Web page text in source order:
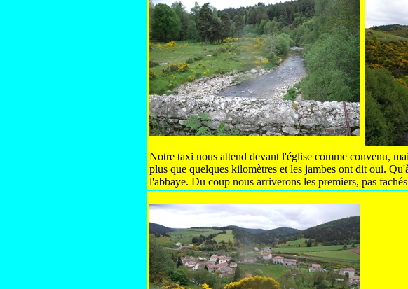
Notre taxi nous attend devant l'église comme convenu,
plus que quelques kilomètres et les jambes ont dit oui.
l'abbaye. Du coup nous arriverons les premiers, pas